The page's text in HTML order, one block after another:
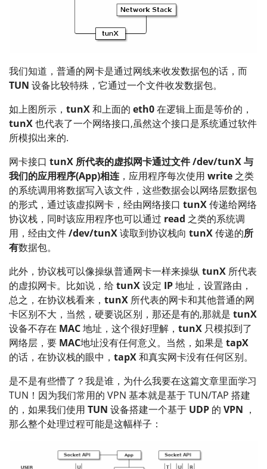
我们知道，普通的网卡是通过网线来收发数据包的话，而
TUN 设备比较特殊，它通过一个文件收发数据包。
如上图所示， tunX和上面的 eth0在逻辑上面是等价的，
tunX也代表了一个网络接口,虽然这个接口是系统通过软件
所模拟出来的.
网卡接口 tunX 所代表的虚拟网卡通过文件 /dev/tunX 与
我们的应用程序(App)相连 ，应用程序每次使用 write 之类
的系统调用将数据写入该文件，这些数据会以网络层数据包
的形式，通过该虚拟网卡，经由网络接口 tunX传递给网络
协议栈，同时该应用程序也可以通过 read 之类的系统调
用，经由文件/dev/tunX读取到协议栈向 tunX传递的所
有数据包。
此外，协议栈可以像操纵普通网卡一样来操纵 tunX 所代表
的虚拟网卡。比如说，给tunX设定 IP地址，设置路由，
总之，在协议栈看来， tunX 所代表的网卡和其他普通的网
卡区别不大，当然，硬要说区别，那还是有的,那就是 tunX
设备不存在 MAC地址，这个很好理解， tunX 只模拟到了
网络层，要 MAC地址没有任何意义。当然，如果是 tapX
的话，在协议栈的眼中， tapX和真实网卡没有任何区别。
是不是有些懵了？我是谁，为什么我要在这篇文章里面学习
TUN！因为我们常用的 VPN 基本就是基于 TUN/TAP 搭建
的，如果我们使用 TUN 设备搭建一个基于 UDP 的 VPN ，
那么整个处理过程可能是这幅样子：